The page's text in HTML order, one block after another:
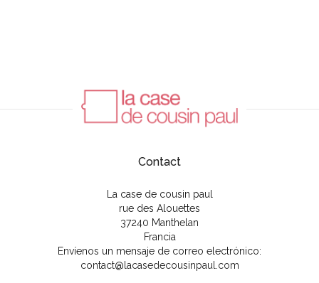
Contact
La case de cousin paul
rue des Alouettes
37240 Manthelan
Francia
Envíenos un mensaje de correo electrónico:
contact@lacasedecousinpaul.com